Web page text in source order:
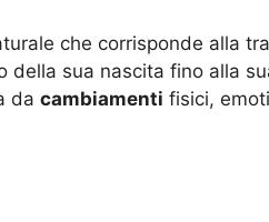
che corrisponde alla
della sua nascita fino alla
da cambiamenti fisici,